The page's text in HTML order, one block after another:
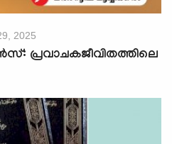
2025
പ്രവാചകജീവിതത്തിലെ